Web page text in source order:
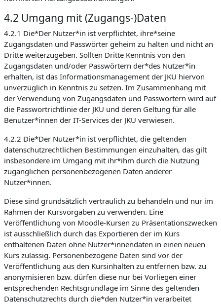
4.2 Umgang mit (Zugangs-)Daten
4.2.1 Die*Der Nutzer*in ist verpflichtet, ihre*seine
Zugangsdaten und Passwörter geheim zu halten und nicht an
Dritte weiterzugeben. Sollten Dritte Kenntnis von den
Zugangsdaten und/oder Passwörtern der*des Nutzer*in
erhalten, ist das Informationsmanagement der JKU hiervon
unverzüglich in Kenntnis zu setzen. Im Zusammenhang mit
der Verwendung von Zugangsdaten und Passwörtern wird auf
die Passwortrichtlinie der JKU und deren Geltung für alle
Benutzer*innen der IT-Services der JKU verwiesen.
4.2.2 Die*Der Nutzer*in ist verpflichtet, die geltenden
datenschutzrechtlichen Bestimmungen einzuhalten, das gilt
insbesondere im Umgang mit ihr*ihm durch die Nutzung
zugänglichen personenbezogenen Daten anderer
Nutzer*innen.
Diese sind grundsätzlich vertraulich zu behandeln und nur im
Rahmen der Kursvorgaben zu verwenden. Eine
Veröffentlichung von Moodle-Kursen zu Präsentationszwecken
ist ausschließlich durch das Exportieren der im Kurs
enthaltenen Daten ohne Nutzer*innendaten in einen neuen
Kurs zulässig. Personenbezogene Daten sind vor der
Veröffentlichung aus den Kursinhalten zu entfernen bzw. zu
anonymisieren bzw. dürfen diese nur bei Vorliegen einer
entsprechenden Rechtsgrundlage im Sinne des geltenden
Datenschutzrechts durch die*den Nutzer*in verarbeitet